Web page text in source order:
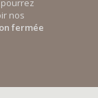
pourrez
nos
fermée